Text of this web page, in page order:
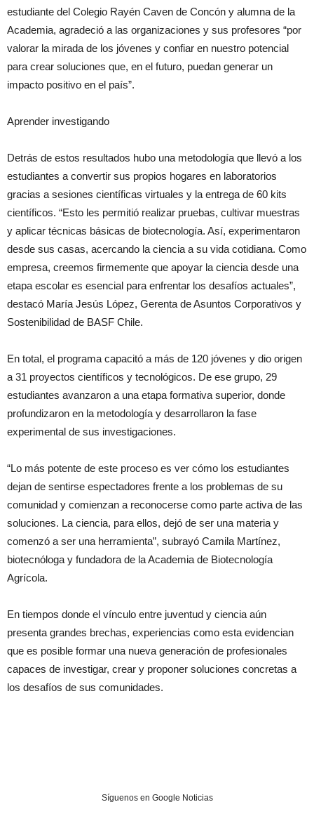
estudiante del Colegio Rayén Caven de Concón y alumna de la
Academia, agradeció a las organizaciones y sus profesores “por
valorar la mirada de los jóvenes y confiar en nuestro potencial
para crear soluciones que, en el futuro, puedan generar un
impacto positivo en el país”.
Aprender investigando
Detrás de estos resultados hubo una metodología que llevó a los
estudiantes a convertir sus propios hogares en laboratorios
gracias a sesiones científicas virtuales y la entrega de 60 kits
científicos. “Esto les permitió realizar pruebas, cultivar muestras
y aplicar técnicas básicas de biotecnología. Así, experimentaron
desde sus casas, acercando la ciencia a su vida cotidiana. Como
empresa, creemos firmemente que apoyar la ciencia desde una
etapa escolar es esencial para enfrentar los desafíos actuales”,
destacó María Jesús López, Gerenta de Asuntos Corporativos y
Sostenibilidad de BASF Chile.
En total, el programa capacitó a más de 120 jóvenes y dio origen
a 31 proyectos científicos y tecnológicos. De ese grupo, 29
estudiantes avanzaron a una etapa formativa superior, donde
profundizaron en la metodología y desarrollaron la fase
experimental de sus investigaciones.
“Lo más potente de este proceso es ver cómo los estudiantes
dejan de sentirse espectadores frente a los problemas de su
comunidad y comienzan a reconocerse como parte activa de las
soluciones. La ciencia, para ellos, dejó de ser una materia y
comenzó a ser una herramienta”, subrayó Camila Martínez,
biotecnóloga y fundadora de la Academia de Biotecnología
Agrícola.
En tiempos donde el vínculo entre juventud y ciencia aún
presenta grandes brechas, experiencias como esta evidencian
que es posible formar una nueva generación de profesionales
capaces de investigar, crear y proponer soluciones concretas a
los desafíos de sus comunidades.
Síguenos en Google Noticias